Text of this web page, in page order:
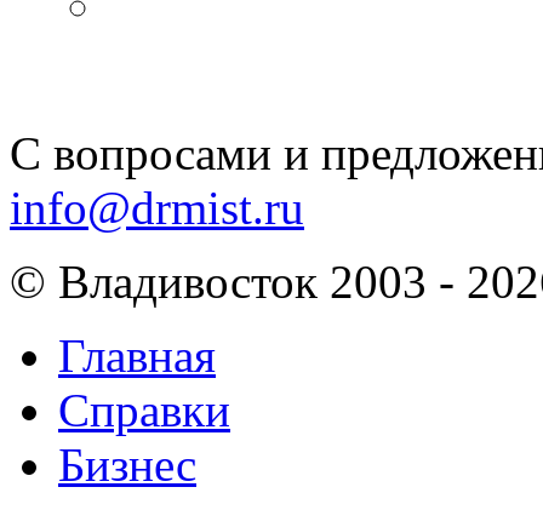
С вопросами и
info@drmist.ru
© Владивосток 2003 -
Главная
Справки
Бизнес